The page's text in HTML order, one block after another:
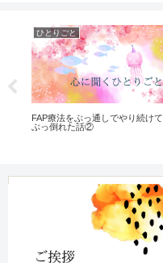
ひとりごと
FAP療法をぶっ通しでやり続けて
ぶっ倒れた話②